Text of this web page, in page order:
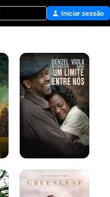
Iniciar sessão
Um
Limite
entre
Nós
Greenleaf